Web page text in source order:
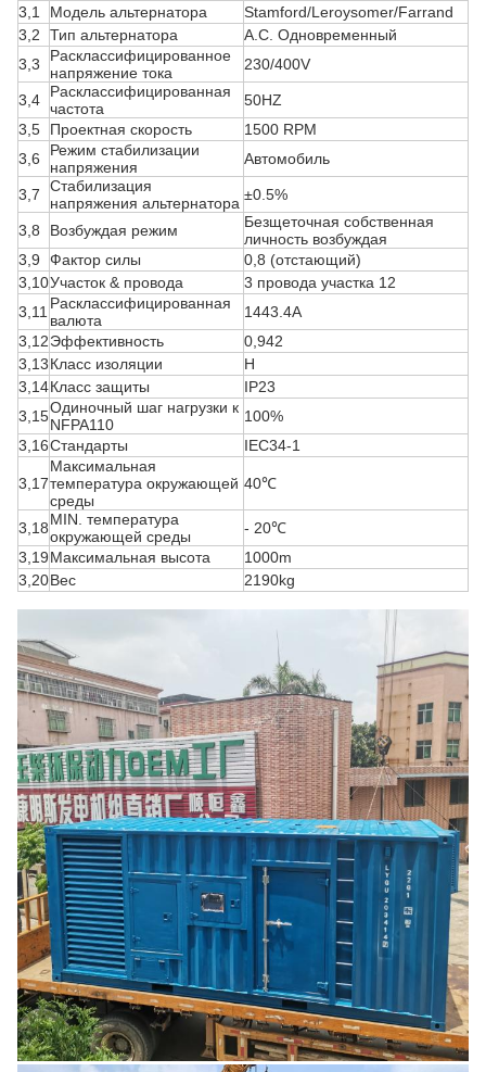
3,1
Модель альтернатора
Stamford/Leroysomer/Farrand
3,2
Тип альтернатора
A.C. Одновременный
3,3
Расклассифицированное
напряжение тока
230/400V
3,4
Расклассифицированная
частота
50HZ
3,5
Проектная скорость
1500 RPM
3,6
Режим стабилизации
напряжения
Автомобиль
3,7
Стабилизация
напряжения альтернатора ±0.5%
3,8 Возбуждая режим
Безщеточная собственная
личность возбуждая
3,9
Фактор силы
0,8 (отстающий)
3,10Участок & провода
3 провода участка 12
3,11 Расклассифицированная
валюта
1443.4A
3,12Эффективность
0,942
3,13Класс изоляции
H
3,14Класс защиты
IP23
3,15Одиночный шаг нагрузки к
NFPA110
100%
3,16Стандарты IEC34-1
3,17
Максимальная
температура окружающей
среды
40℃
3,18MIN. температура
окружающей среды
- 20℃
3,19Максимальная высота
1000m
3,20Вес 2190kg